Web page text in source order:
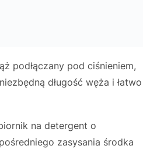
podłączany pod ciśnieniem,
długość węża i łatwo
na detergent o
zasysania środka